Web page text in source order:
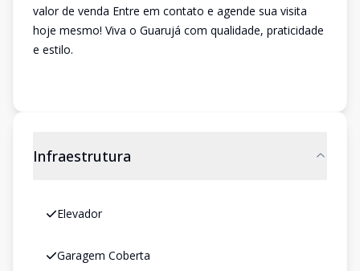
valor de venda Entre em contato e agende sua visita
hoje mesmo! Viva o Guarujá com qualidade, praticidade
e estilo.
Infraestrutura
Elevador
Garagem Coberta